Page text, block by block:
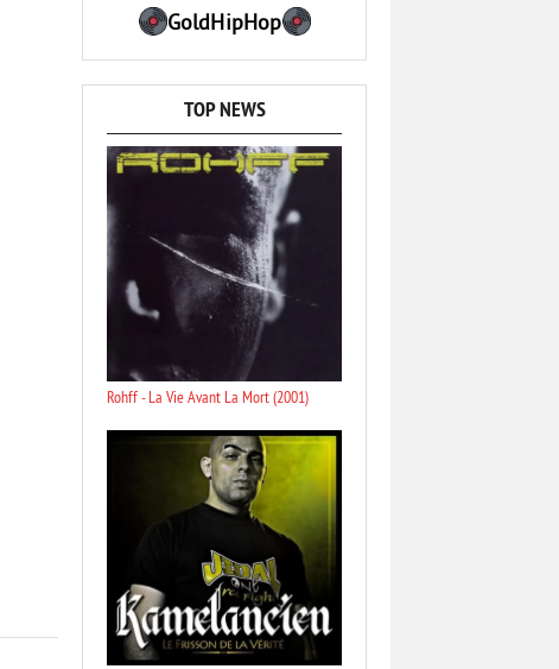
GoldHipHop
TOP NEWS
Rohff - La Vie Avant La Mort (2001)